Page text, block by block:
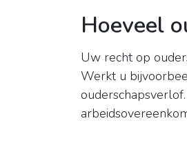
Hoeveel
Uw recht op
Werkt u